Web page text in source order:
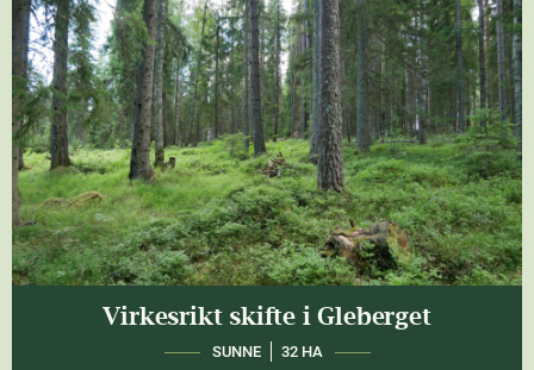
Virkesrikt skifte i Gleberget
SUNNE 32 HA